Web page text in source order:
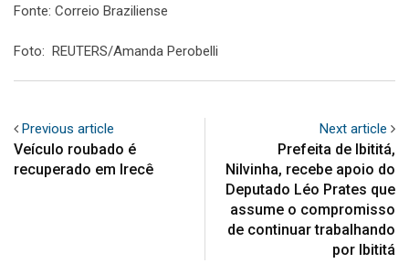
Fonte: Correio Braziliense
Foto: REUTERS/Amanda Perobelli
Previous article
Veículo roubado é
recuperado em Irecê
Next article
Prefeita de Ibititá,
Nilvinha, recebe apoio do
Deputado Léo Prates que
assume o compromisso
de continuar trabalhando
por Ibititá